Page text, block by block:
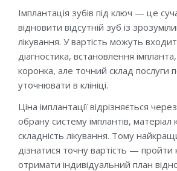
Імплантація зубів під ключ — це
відновити відсутній зуб із
лікування. У вартість можуть
діагностика, встановлення
коронка, але точний склад послуги
уточнювати в клініці.
Ціна імплантації відрізняється
обрану систему імплантів, матеріал
складність лікування. Тому
дізнатися точну вартість — пройти
отримати індивідуальний план